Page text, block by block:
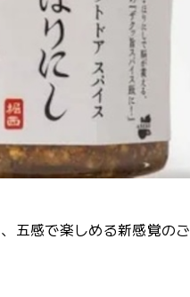
五感で楽しめる新感覚のご